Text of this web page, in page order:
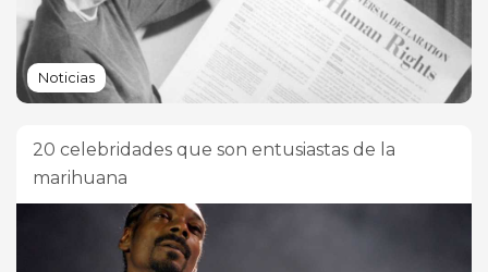
Noticias
20 celebridades que son entusiastas de la
marihuana